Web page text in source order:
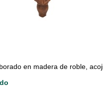
en madera de roble,